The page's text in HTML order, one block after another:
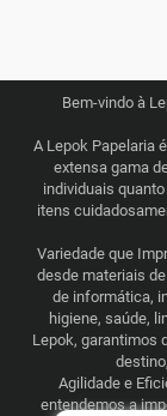
Bem-vindo à
A Lepok Papelaria
extensa gama
individuais
itens
Variedade que
desde materiais
de informática,
higiene, saúde,
Lepok, garantimos
Agilidade e
entendemos a